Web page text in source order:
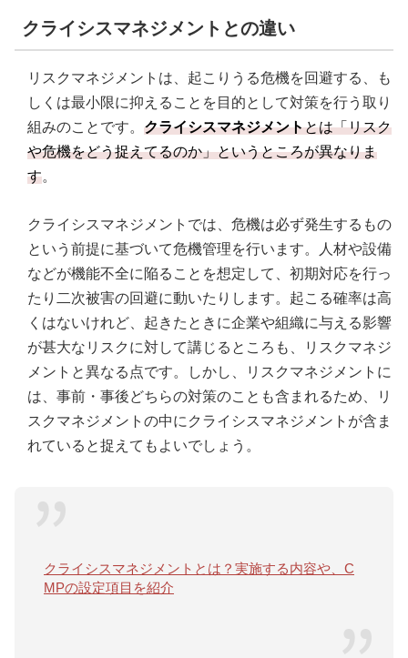
クライシスマネジメントとの違い
リスクマネジメントは、起こりうる危機を回避する、も
しくは最小限に抑えることを目的として対策を行う取り
組みのことです。 クライシスマネジメントとは「リスク
や危機をどう捉えてるのか」というところが異なりま
す。
クライシスマネジメントでは、危機は必ず発生するもの
という前提に基づいて危機管理を行います。人材や設備
などが機能不全に陥ることを想定して、初期対応を行っ
たり二次被害の回避に動いたりします。起こる確率は高
くはないけれど、起きたときに企業や組織に与える影響
が甚大なリスクに対して講じるところも、リスクマネジ
メントと異なる点です。しかし、リスクマネジメントに
は、事前・事後どちらの対策のことも含まれるため、リ
スクマネジメントの中にクライシスマネジメントが含ま
れていると捉えてもよいでしょう。
クライシスマネジメントとは？実施する内容や、C
MPの設定項目を紹介